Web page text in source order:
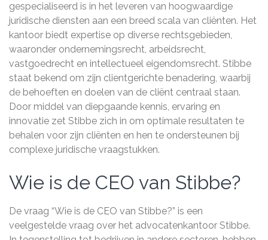
gespecialiseerd is in het leveren van hoogwaardige
juridische diensten aan een breed scala van cliënten. Het
kantoor biedt expertise op diverse rechtsgebieden,
waaronder ondernemingsrecht, arbeidsrecht,
vastgoedrecht en intellectueel eigendomsrecht. Stibbe
staat bekend om zijn clientgerichte benadering, waarbij
de behoeften en doelen van de cliënt centraal staan.
Door middel van diepgaande kennis, ervaring en
innovatie zet Stibbe zich in om optimale resultaten te
behalen voor zijn cliënten en hen te ondersteunen bij
complexe juridische vraagstukken.
Wie is de CEO van Stibbe?
De vraag “Wie is de CEO van Stibbe?” is een
veelgestelde vraag over het advocatenkantoor Stibbe.